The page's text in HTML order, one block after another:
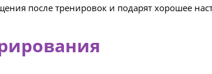
после тренировок и подарят хорошее